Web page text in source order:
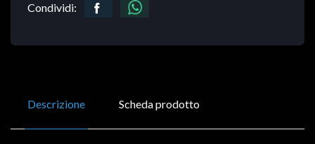
Condividi:
Descrizione Scheda prodotto